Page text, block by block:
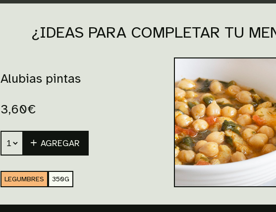
¿IDEAS PARA COMPLETAR TU
Alubias pintas
3,60€
AGREGAR
LEGUMBRES 350G